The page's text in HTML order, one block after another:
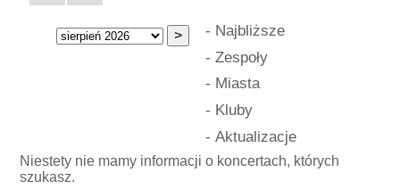
- Najbliższe
- Zespoły
- Miasta
- Kluby
- Aktualizacje
Niestety nie mamy informacji o koncertach, których
szukasz.